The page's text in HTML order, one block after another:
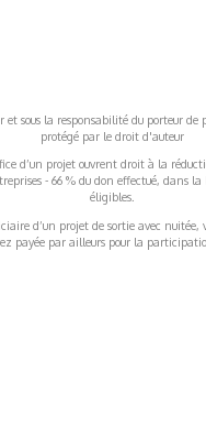
sous la responsabilité du porteur
protégé par le droit d'auteur
d’un projet ouvrent droit à la
- 66 % du don effectué, dans
éligibles.
d’un projet de sortie avec
payée par ailleurs pour la